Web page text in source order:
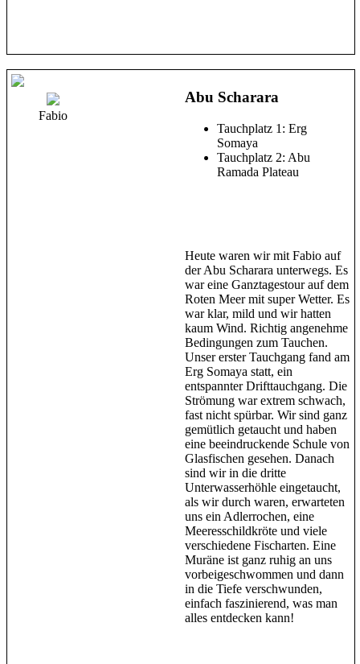
Fabio
Abu Scharara
Tauchplatz 1: Erg
Somaya
Tauchplatz 2: Abu
Ramada Plateau
Heute waren wir mit Fabio auf
der Abu Scharara unterwegs. Es
war eine Ganztagestour auf dem
Roten Meer mit super Wetter. Es
war klar, mild und wir hatten
kaum Wind. Richtig angenehme
Bedingungen zum Tauchen.
Unser erster Tauchgang fand am
Erg Somaya statt, ein
entspannter Drifttauchgang. Die
Strömung war extrem schwach,
fast nicht spürbar. Wir sind ganz
gemütlich getaucht und haben
eine beeindruckende Schule von
Glasfischen gesehen. Danach
sind wir in die dritte
Unterwasserhöhle eingetaucht,
als wir durch waren, erwarteten
uns ein Adlerrochen, eine
Meeresschildkröte und viele
verschiedene Fischarten. Eine
Muräne ist ganz ruhig an uns
vorbeigeschwommen und dann
in die Tiefe verschwunden,
einfach faszinierend, was man
alles entdecken kann!